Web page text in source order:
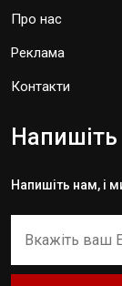
Про нас
Реклама
Контакти
Напишіть нам, і